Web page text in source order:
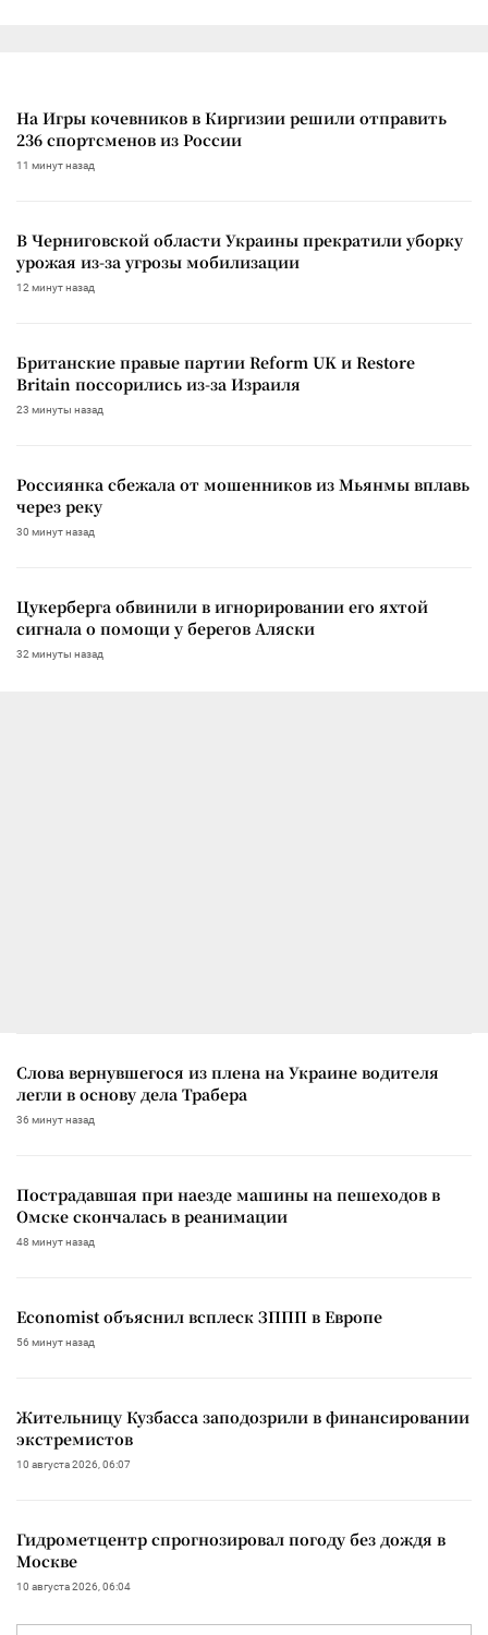
На Игры кочевников в Киргизии решили отправить
236 спортсменов из России
11 минут назад
В Черниговской области Украины прекратили уборку
урожая из-за угрозы мобилизации
12 минут назад
Британские правые партии Reform UK и Restore
Britain поссорились из-за Израиля
23 минуты назад
Россиянка сбежала от мошенников из Мьянмы вплавь
через реку
30 минут назад
Цукерберга обвинили в игнорировании его яхтой
сигнала о помощи у берегов Аляски
32 минуты назад
Слова вернувшегося из плена на Украине водителя
легли в основу дела Трабера
36 минут назад
Пострадавшая при наезде машины на пешеходов в
Омске скончалась в реанимации
48 минут назад
Economist объяснил всплеск ЗППП в Европе
56 минут назад
Жительницу Кузбасса заподозрили в финансировании
экстремистов
10 августа 2026, 06:07
Гидрометцентр спрогнозировал погоду без дождя в
Москве
10 августа 2026, 06:04